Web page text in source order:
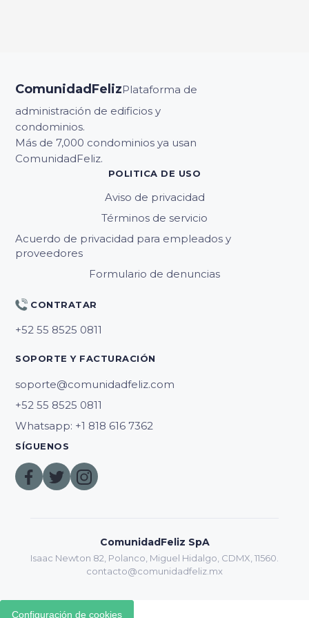
ComunidadFelizPlataforma de
administración de edificios y
condominios.
Más de 7,000 condominios ya usan
ComunidadFeliz.
POLITICA DE USO
Aviso de privacidad
Términos de servicio
Acuerdo de privacidad para empleados y
proveedores
Formulario de denuncias
CONTRATAR
SOPORTE Y FACTURACIÓN
soporte@comunidadfeliz.com
Whatsapp: +1 818 616 7362
SÍGUENOS
ComunidadFeliz SpA
Isaac Newton 82, Polanco, Miguel Hidalgo, CDMX, 11560.
contacto@comunidadfeliz.mx
Configuración de cookies